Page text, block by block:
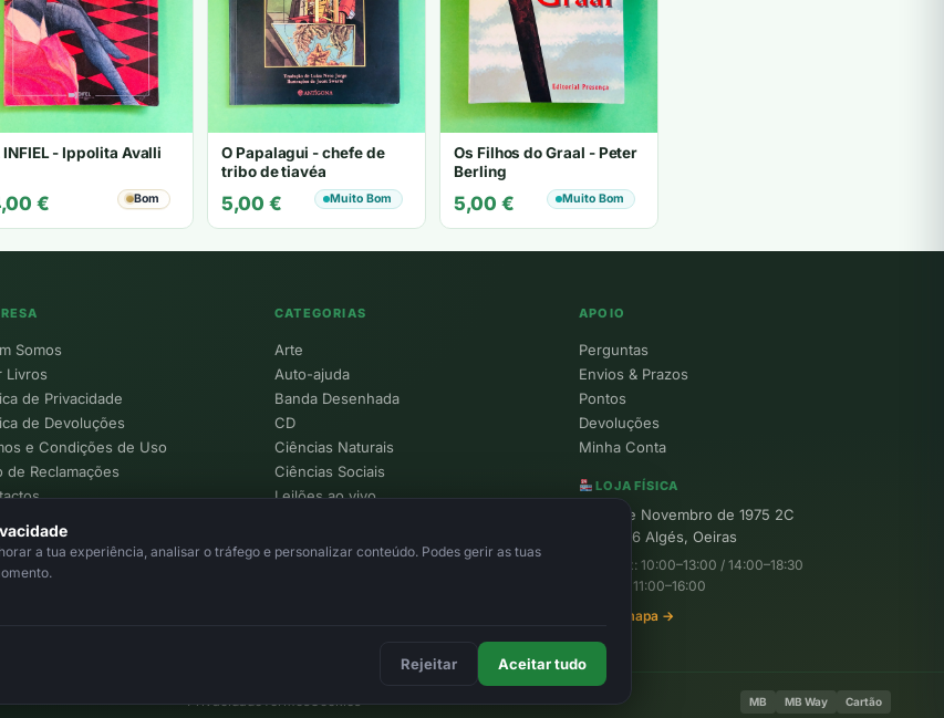
INFIEL - Ippolita Avalli
€ Bom
O Papalagui - chefe de
tribo de tiavéa
5,00 € Muito Bom
Os Filhos do Graal - Peter
Berling
5,00 € Muito Bom
Somos
Livros
de Privacidade
de Devoluções
e Condições de Uso
de Reclamações
CATEGORIAS
Arte
Auto-ajuda
Banda Desenhada
CD
Ciências Naturais
Ciências Sociais
Leilões ao vivo
APOIO
Perguntas
Envios & Prazos
Pontos
Devoluções
Minha Conta
LOJA FÍSICA
R. 25 de Novembro de 1975 2C
1495-156 Algés, Oeiras
Seg–Sex: 10:00–13:00 / 14:00–18:30
Sábado: 11:00–16:00
Ver no mapa →
PrivacidadeTermosCookies MB MB Way Cartão
a tua experiência, analisar o tráfego e personalizar conteúdo. Podes gerir as tuas
Rejeitar Aceitar tudo